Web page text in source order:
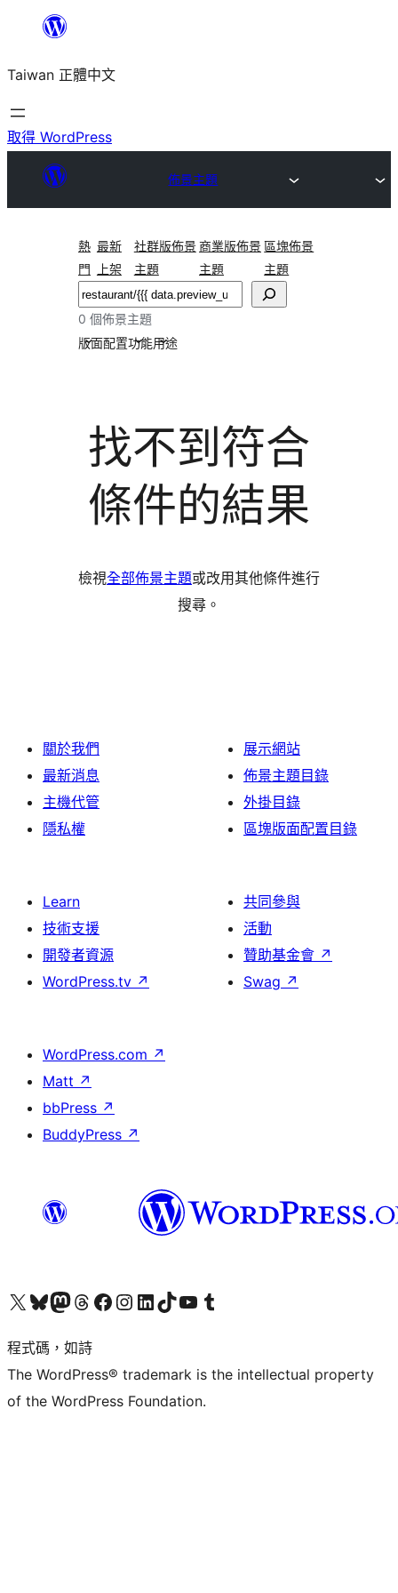
主
要
內
Taiwan 正體中文
取得 WordPress
佈景主題
熱
門
最新
上架
社群版佈景
主題
商業版佈景
主題
區塊佈景
主題
搜
尋
0 個佈景主題
版面配置功能用途
找不到符合
條件的結果
檢視全部佈景主題或改用其他條件進行
搜尋。
關於我們
最新消息
主機代管
隱私權
展示網站
佈景主題目錄
外掛目錄
區塊版面配置目錄
Learn
技術支援
開發者資源
WordPress.tv ↗
共同參與
活動
贊助基金會 ↗
Swag ↗
WordPress.com ↗
Matt ↗
bbPress ↗
BuddyPress ↗
查看我們的 X (之前的 Twitter) 帳號造訪我們的 Bluesky 帳號造訪我們的 Mastodon 帳號造訪我們的 Threads 帳號 造訪我們的 Facebook 粉絲專頁Visit our Instagram account
Visit our LinkedIn account
造訪我們的 TikTok 帳號Visit our YouTube channel
造訪我們的 Tumblr 帳號
程式碼，如詩
The WordPress® trademark is the intellectual property
of the WordPress Foundation.